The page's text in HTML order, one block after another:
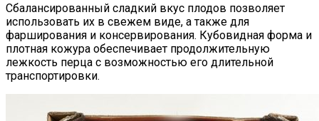
Сбалансированный сладкий вкус плодов позволяет
использовать их в свежем виде, а также для
фарширования и консервирования. Кубовидная форма и
плотная кожура обеспечивает продолжительную
лежкость перца с возможностью его длительной
транспортировки.